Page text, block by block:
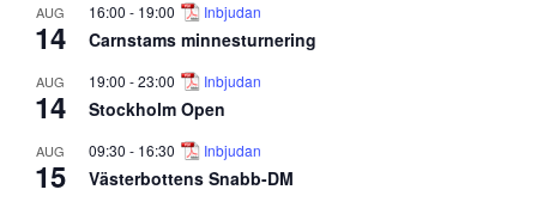
AUG
14
16:00 - 19:00 Inbjudan
Carnstams minnesturnering
AUG
14
19:00 -23:00 Inbjudan
Stockholm Open
AUG
15
09:30 - 16:30 Inbjudan
Västerbottens Snabb-DM